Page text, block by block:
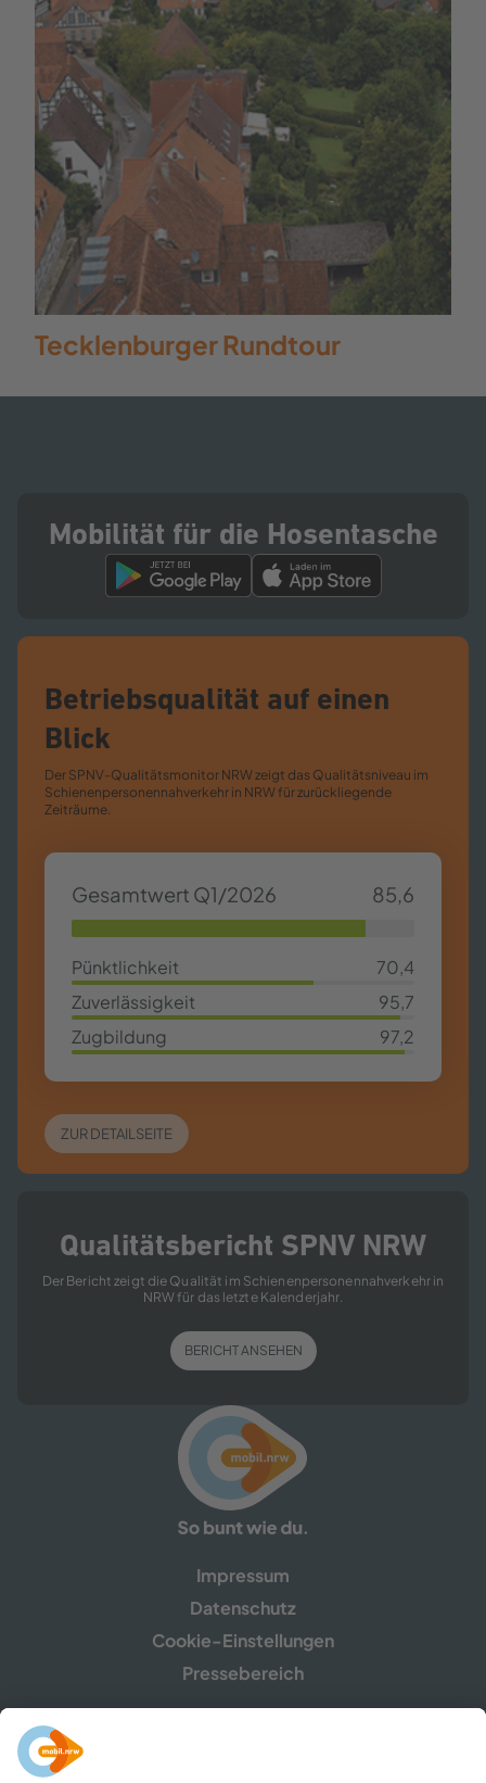
Tecklenburger Rundtour
Mobilität für die Hosentasche
Betriebsqualität auf einen
Blick
Der SPNV-​Qualitätsmonitor NRW zeigt das Qualitätsniveau im
Schienenpersonennahverkehr in NRW für zurückliegende
Zeiträume.
Gesamtwert Q1/2026
85,6
85,63%
Pünktlichkeit 70,4
70,4%
Zuverlässigkeit
95,7
95,7%
Zugbildung
97,2
97,2%
ZUR DETAILSEITE
Qualitätsbericht SPNV NRW
Der Bericht zeigt die Qualität im Schienenpersonennahverkehr in
NRW für das letzte Kalenderjahr.
BERICHT ANSEHEN
Impressum
Datenschutz
Cookie-Einstellungen
Pressebereich